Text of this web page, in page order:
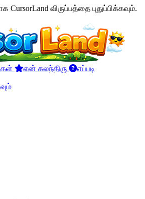
CursorLand விருப்பத்தை புதுப்பிக்கவும்.
என் கலந்திரு
எப்படி